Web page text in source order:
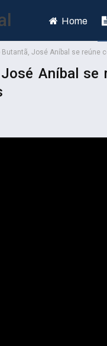
Home
Butantã, José Aníbal se reúne
Aníbal se